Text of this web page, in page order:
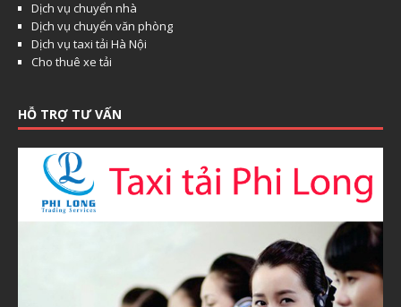
Dịch vụ chuyển nhà
Dịch vụ chuyển văn phòng
Dịch vụ taxi tải Hà Nội
Cho thuê xe tải
HỖ TRỢ TƯ VẤN